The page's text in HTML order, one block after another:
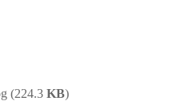
(224.3 KB)